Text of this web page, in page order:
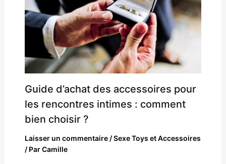
Guide d’achat des accessoires pour
les rencontres intimes : comment
bien choisir ?
Laisser un commentaire/Sexe Toys et Accessoires
/ ParCamille